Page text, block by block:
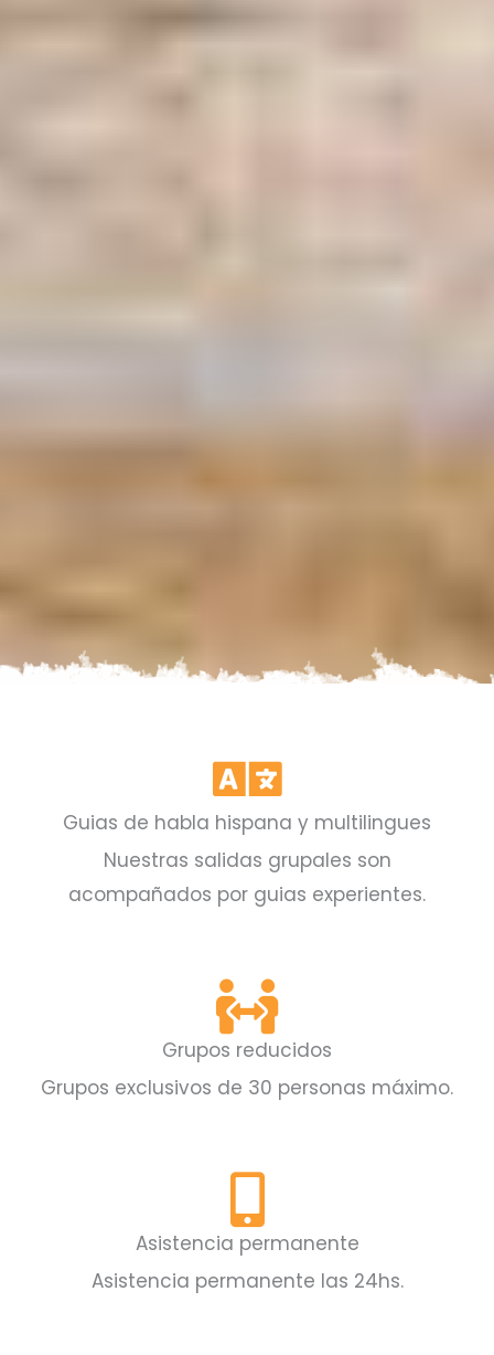
Polonia y
Bálticos
SALIDA PREMIUM GARANTIZADA
ACOMPAÑADA DESDE BUENOS
AIRES
Más info
Guias de habla hispana y multilingues
Nuestras salidas grupales son
acompañados por guias experientes.
Grupos reducidos
Grupos exclusivos de 30 personas máximo.
Asistencia permanente
Asistencia permanente las 24hs.